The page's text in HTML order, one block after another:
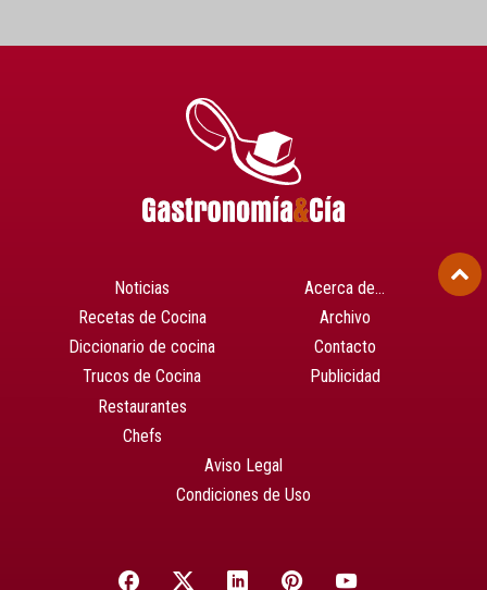
Noticias
Recetas de Cocina
Diccionario de cocina
Trucos de Cocina
Restaurantes
Chefs
Acerca de…
Archivo
Contacto
Publicidad
Aviso Legal
Condiciones de Uso